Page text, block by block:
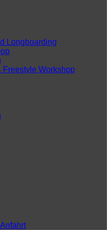
Longboarding
Freestyle Workshop